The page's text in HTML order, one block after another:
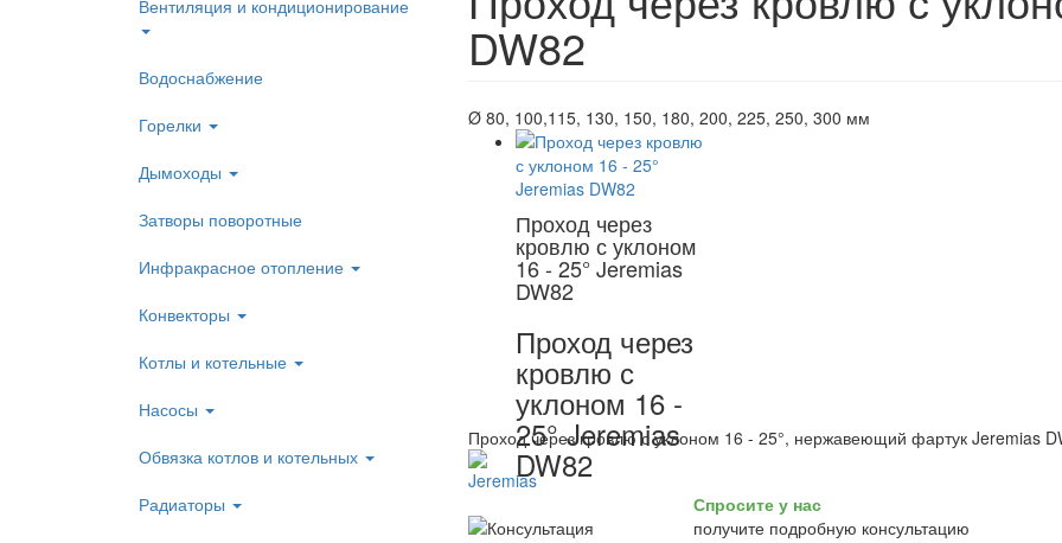
Вентиляция и кондиционирование
Водоснабжение
Горелки
Дымоходы
Затворы поворотные
Инфракрасное отопление
Конвекторы
Котлы и котельные
Насосы
Обвязка котлов и котельных
Радиаторы
DW82
Ø 80, 100,115, 130, 150, 180, 200, 225, 250, 300 мм
Проход через
кровлю с уклоном
16 - 25° Jeremias
DW82
Проход через
кровлю с
уклоном 16 -
25° Jeremias
DW82
Проход через кровлю с уклоном 16 - 25°, нержавеющий фартук Jeremias
Спросите у нас
получите подробную консультацию